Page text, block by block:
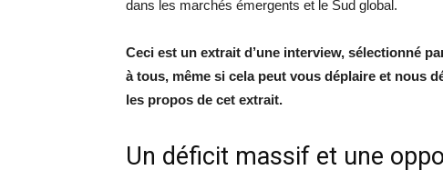
dans les marchés émergents et le Sud global.
Ceci est un extrait d’une interview, sélectionné
à tous, même si cela peut vous déplaire et nous
les propos de cet extrait.
Un déficit massif et une